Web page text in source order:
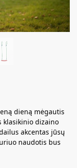
dieną mėgautis
klasikinio dizaino
akcentas jūsų
naudotis bus